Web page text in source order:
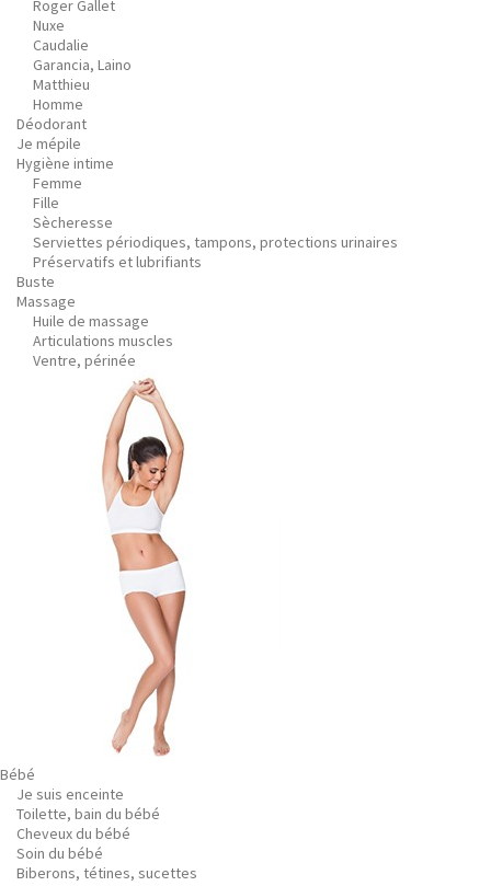
Roger Gallet
Nuxe
Caudalie
Garancia, Laino
Matthieu
Homme
Déodorant
Je mépile
Hygiène intime
Femme
Fille
Sècheresse
Serviettes périodiques, tampons, protections urinaires
Préservatifs et lubrifiants
Buste
Massage
Huile de massage
Articulations muscles
Ventre, périnée
Bébé
Je suis enceinte
Toilette, bain du bébé
Cheveux du bébé
Soin du bébé
Biberons, tétines, sucettes